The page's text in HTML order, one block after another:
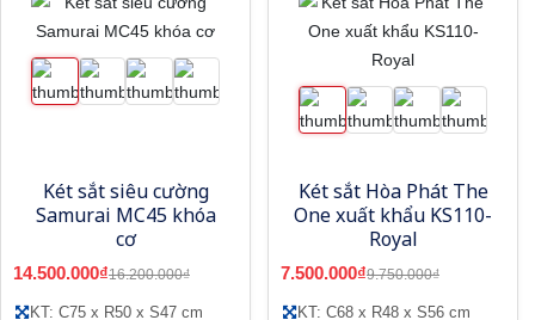
Két sắt siêu cường
Samurai MC45 khóa
cơ
14.500.000₫16.200.000₫
KT: C75 x R50 x S47 cm
Két sắt Hòa Phát The
One xuất khẩu KS110-
Royal
7.500.000₫9.750.000₫
KT: C68 x R48 x S56 cm